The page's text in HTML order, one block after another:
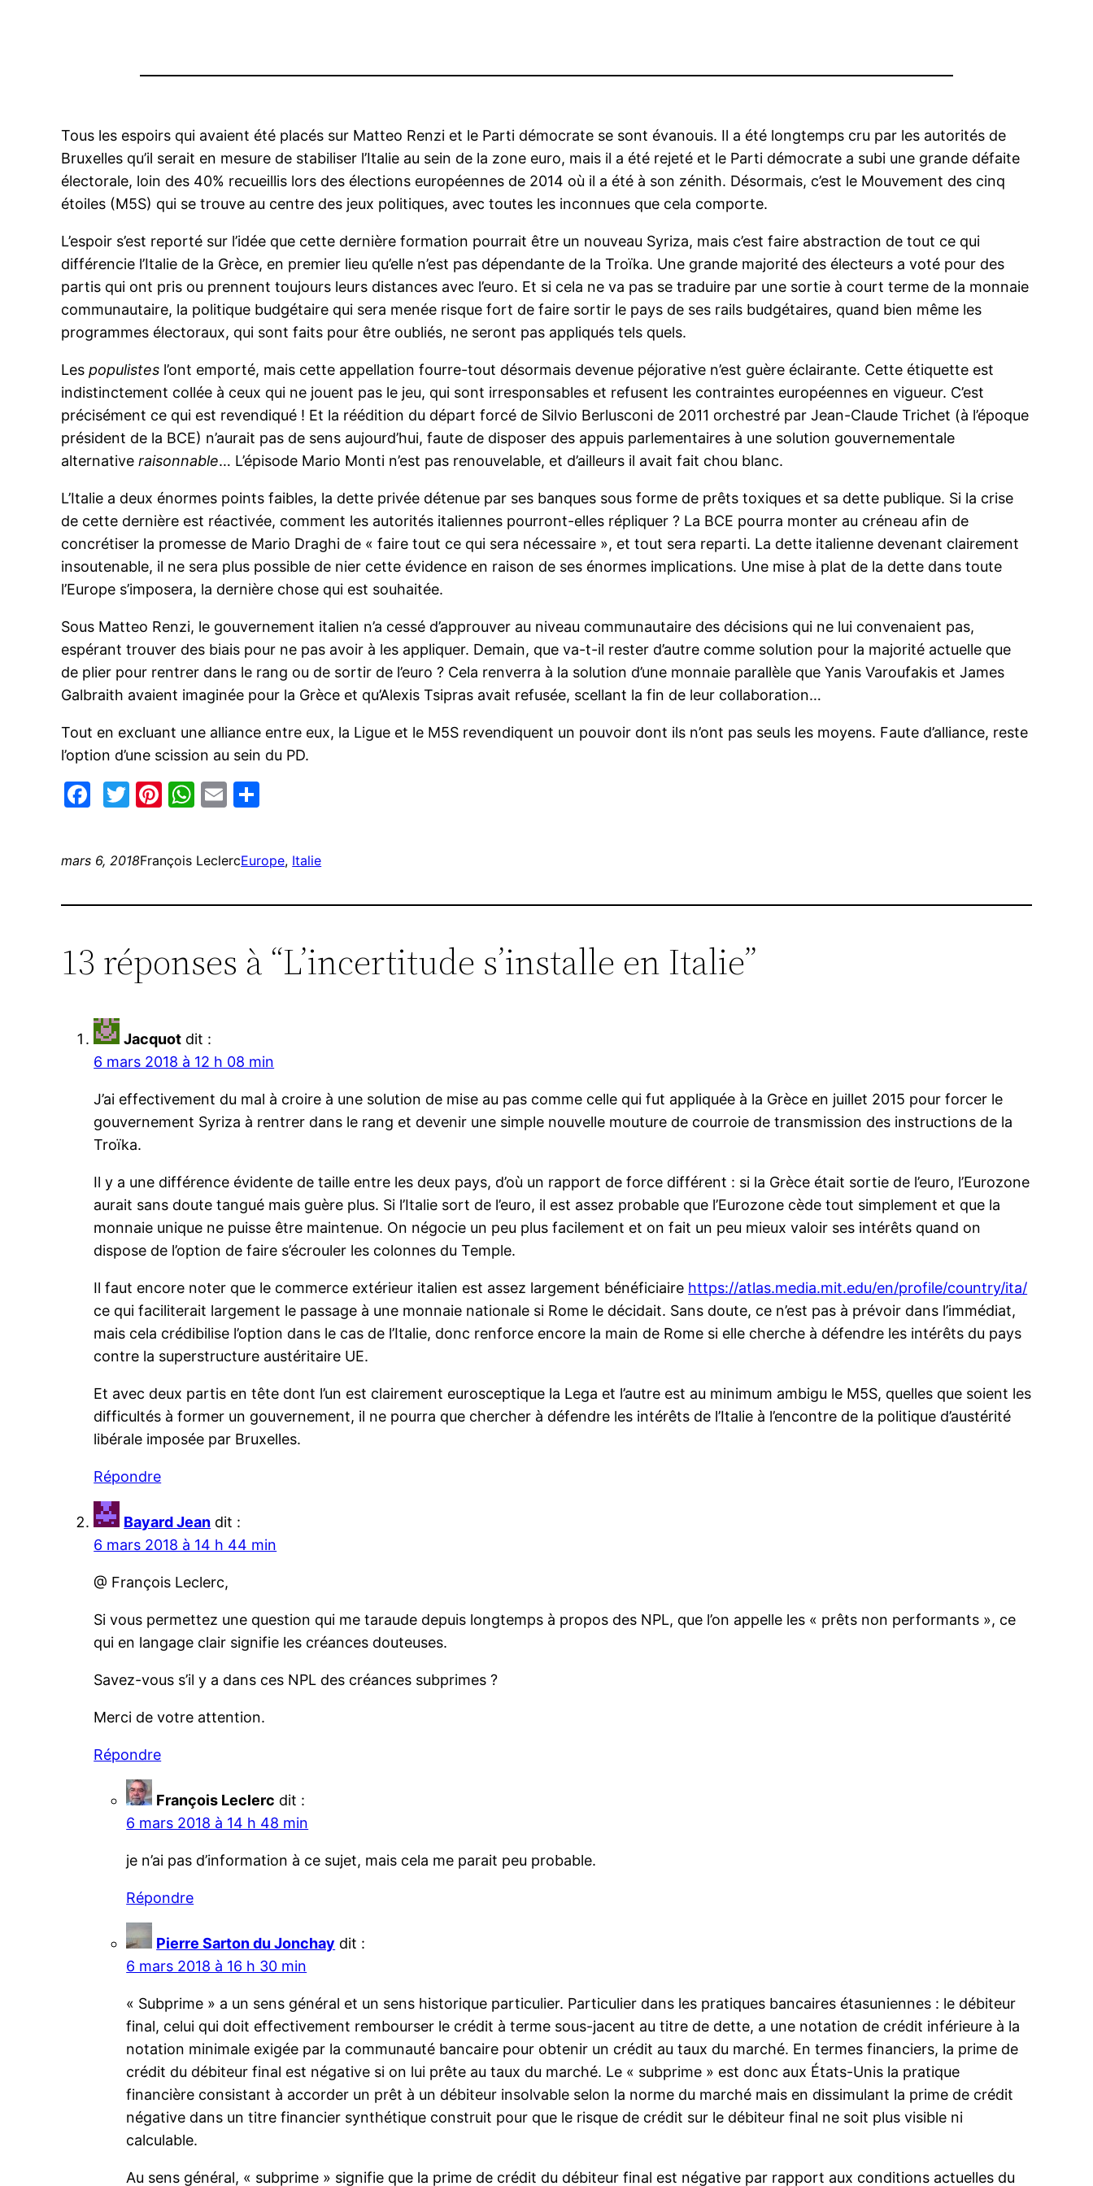
Tous les espoirs qui avaient été placés sur Matteo Renzi et le Parti démocrate se sont évanouis. Il a été longtemps cru par les autorités de
Bruxelles qu’il serait en mesure de stabiliser l’Italie au sein de la zone euro, mais il a été rejeté et le Parti démocrate a subi une grande défaite
électorale, loin des 40% recueillis lors des élections européennes de 2014 où il a été à son zénith. Désormais, c’est le Mouvement des cinq
étoiles (M5S) qui se trouve au centre des jeux politiques, avec toutes les inconnues que cela comporte.
L’espoir s’est reporté sur l’idée que cette dernière formation pourrait être un nouveau Syriza, mais c’est faire abstraction de tout ce qui
différencie l’Italie de la Grèce, en premier lieu qu’elle n’est pas dépendante de la Troïka. Une grande majorité des électeurs a voté pour des
partis qui ont pris ou prennent toujours leurs distances avec l’euro. Et si cela ne va pas se traduire par une sortie à court terme de la monnaie
communautaire, la politique budgétaire qui sera menée risque fort de faire sortir le pays de ses rails budgétaires, quand bien même les
programmes électoraux, qui sont faits pour être oubliés, ne seront pas appliqués tels quels.
Lespopulistes l’ont emporté, mais cette appellation fourre-tout désormais devenue péjorative n’est guère éclairante. Cette étiquette est
indistinctement collée à ceux qui ne jouent pas le jeu, qui sont irresponsables et refusent les contraintes européennes en vigueur. C’est
précisément ce qui est revendiqué ! Et la réédition du départ forcé de Silvio Berlusconi de 2011 orchestré par Jean-Claude Trichet (à l’époque
président de la BCE) n’aurait pas de sens aujourd’hui, faute de disposer des appuis parlementaires à une solution gouvernementale
alternativeraisonnable… L’épisode Mario Monti n’est pas renouvelable, et d’ailleurs il avait fait chou blanc.
L’Italie a deux énormes points faibles, la dette privée détenue par ses banques sous forme de prêts toxiques et sa dette publique. Si la crise
de cette dernière est réactivée, comment les autorités italiennes pourront-elles répliquer ? La BCE pourra monter au créneau afin de
concrétiser la promesse de Mario Draghi de « faire tout ce qui sera nécessaire », et tout sera reparti. La dette italienne devenant clairement
insoutenable, il ne sera plus possible de nier cette évidence en raison de ses énormes implications. Une mise à plat de la dette dans toute
l’Europe s’imposera, la dernière chose qui est souhaitée.
Sous Matteo Renzi, le gouvernement italien n’a cessé d’approuver au niveau communautaire des décisions qui ne lui convenaient pas,
espérant trouver des biais pour ne pas avoir à les appliquer. Demain, que va-t-il rester d’autre comme solution pour la majorité actuelle que
de plier pour rentrer dans le rang ou de sortir de l’euro ? Cela renverra à la solution d’une monnaie parallèle que Yanis Varoufakis et James
Galbraith avaient imaginée pour la Grèce et qu’Alexis Tsipras avait refusée, scellant la fin de leur collaboration…
Tout en excluant une alliance entre eux, la Ligue et le M5S revendiquent un pouvoir dont ils n’ont pas seuls les moyens. Faute d’alliance, reste
l’option d’une scission au sein du PD.
Facebook
Twitter
Pinterest
WhatsApp
Email
mars 6, 2018François LeclercEurope, Italie
13 réponses à “L’incertitude s’installe en Italie”
Jacquot dit :
6 mars 2018 à 12 h 08 min
J’ai effectivement du mal à croire à une solution de mise au pas comme celle qui fut appliquée à la Grèce en juillet 2015 pour forcer le
gouvernement Syriza à rentrer dans le rang et devenir une simple nouvelle mouture de courroie de transmission des instructions de la
Troïka.
Il y a une différence évidente de taille entre les deux pays, d’où un rapport de force différent : si la Grèce était sortie de l’euro, l’Eurozone
aurait sans doute tangué mais guère plus. Si l’Italie sort de l’euro, il est assez probable que l’Eurozone cède tout simplement et que la
monnaie unique ne puisse être maintenue. On négocie un peu plus facilement et on fait un peu mieux valoir ses intérêts quand on
dispose de l’option de faire s’écrouler les colonnes du Temple.
Il faut encore noter que le commerce extérieur italien est assez largement bénéficiaire https://atlas.media.mit.edu/en/profile/country/ita/
ce qui faciliterait largement le passage à une monnaie nationale si Rome le décidait. Sans doute, ce n’est pas à prévoir dans l’immédiat,
mais cela crédibilise l’option dans le cas de l’Italie, donc renforce encore la main de Rome si elle cherche à défendre les intérêts du pays
contre la superstructure austéritaire UE.
Et avec deux partis en tête dont l’un est clairement eurosceptique la Lega et l’autre est au minimum ambigu le M5S, quelles que soient les
difficultés à former un gouvernement, il ne pourra que chercher à défendre les intérêts de l’Italie à l’encontre de la politique d’austérité
libérale imposée par Bruxelles.
Répondre
Bayard Jean dit :
6 mars 2018 à 14 h 44 min
@ François Leclerc,
Si vous permettez une question qui me taraude depuis longtemps à propos des NPL, que l’on appelle les « prêts non performants », ce
qui en langage clair signifie les créances douteuses.
Savez-vous s’il y a dans ces NPL des créances subprimes ?
Merci de votre attention.
Répondre
François Leclerc dit :
6 mars 2018 à 14 h 48 min
je n’ai pas d’information à ce sujet, mais cela me parait peu probable.
Répondre
Pierre Sarton du Jonchay dit :
6 mars 2018 à 16 h 30 min
« Subprime » a un sens général et un sens historique particulier. Particulier dans les pratiques bancaires étasuniennes : le débiteur
final, celui qui doit effectivement rembourser le crédit à terme sous-jacent au titre de dette, a une notation de crédit inférieure à la
notation minimale exigée par la communauté bancaire pour obtenir un crédit au taux du marché. En termes financiers, la prime de
crédit du débiteur final est négative si on lui prête au taux du marché. Le « subprime » est donc aux États-Unis la pratique
financière consistant à accorder un prêt à un débiteur insolvable selon la norme du marché mais en dissimulant la prime de crédit
négative dans un titre financier synthétique construit pour que le risque de crédit sur le débiteur final ne soit plus visible ni
calculable.
Au sens général, « subprime » signifie que la prime de crédit du débiteur final est négative par rapport aux conditions actuelles du